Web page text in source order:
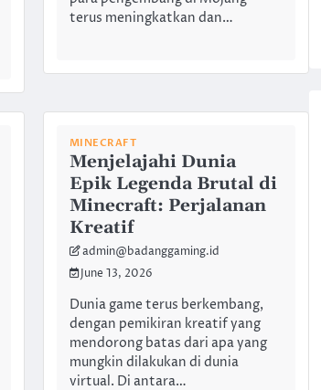
terus meningkatkan dan…
MINECRAFT
Menjelajahi Dunia
Epik Legenda Brutal di
Minecraft: Perjalanan
Kreatif
admin@badanggaming.id
June 13, 2026
Dunia game terus berkembang,
dengan pemikiran kreatif yang
mendorong batas dari apa yang
mungkin dilakukan di dunia
virtual. Di antara…